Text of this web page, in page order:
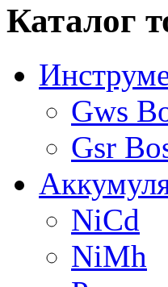
Статьи
Каталог
Gws
Gsr
NiCd
NiMh